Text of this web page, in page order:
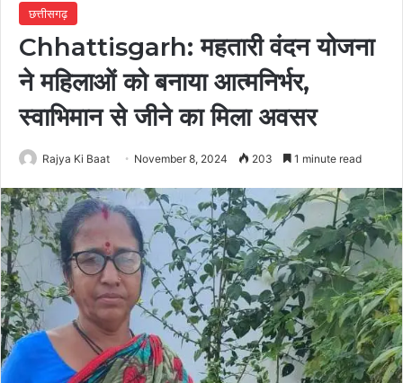
छत्तीसगढ़
Chhattisgarh: महतारी वंदन योजना
ने महिलाओं को बनाया आत्मनिर्भर,
स्वाभिमान से जीने का मिला अवसर
Rajya Ki Baat November 8, 2024 203 1 minute read